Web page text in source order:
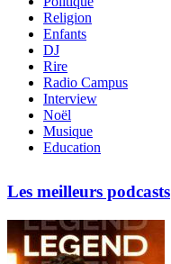
Religion
Enfants
DJ
Rire
Radio Campus
Interview
Noël
Musique
Education
Les meilleurs podcasts